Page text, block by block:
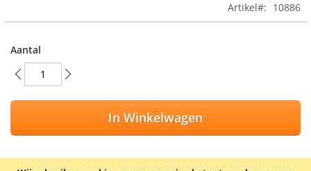
Artikel
10886
Aantal
In Winkelwagen